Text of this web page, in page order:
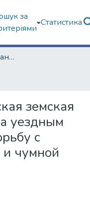
за
Статистика
9. Рідкісні та цінні видання
земская
уездным
с
чумной